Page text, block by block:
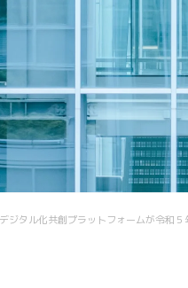
デジタル化共創プラットフォームが令